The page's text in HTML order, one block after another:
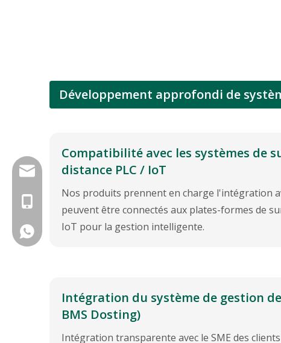
Développement approfondi de
Compatibilité avec les systèmes de
distance PLC / IoT
Nos produits prennent en charge l'intégration
peuvent être connectés aux plates-formes de
IoT pour la gestion intelligente.
Intégration du système de gestion
BMS Dosting)
Intégration transparente avec le SME des
sales@ruidonggroup.com
+86 - 15505345921
+ 86 15953109697